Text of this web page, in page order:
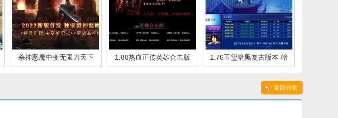
杀神恶魔中变无限刀天下
1.80热血正传英雄合击版
1.76玉玺暗黑复古版本-暗
返回列表